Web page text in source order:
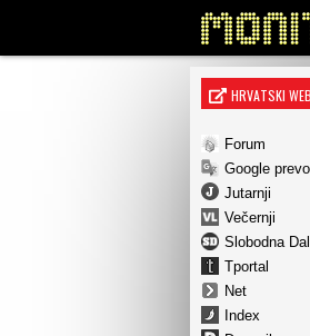
HRVATSKI WEB
Forum
Google
Jutarnji
Večernji
Slobodna
Tportal
Net
Index